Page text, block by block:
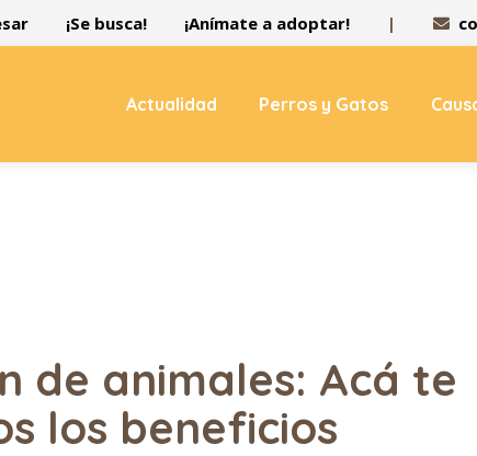
¡Se busca! ¡Anímate a adoptar! |
Actualidad Perros y Gatos
de animales: Acá te
los beneficios